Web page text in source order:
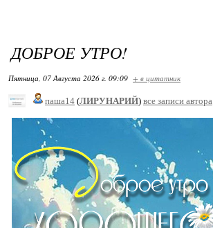
ДОБРОЕ УТРО!
Пятница, 07 Августа 2026 г. 09:09 + в цитатник
паша14 (ЛИРУНАРИЙ) все записи автора